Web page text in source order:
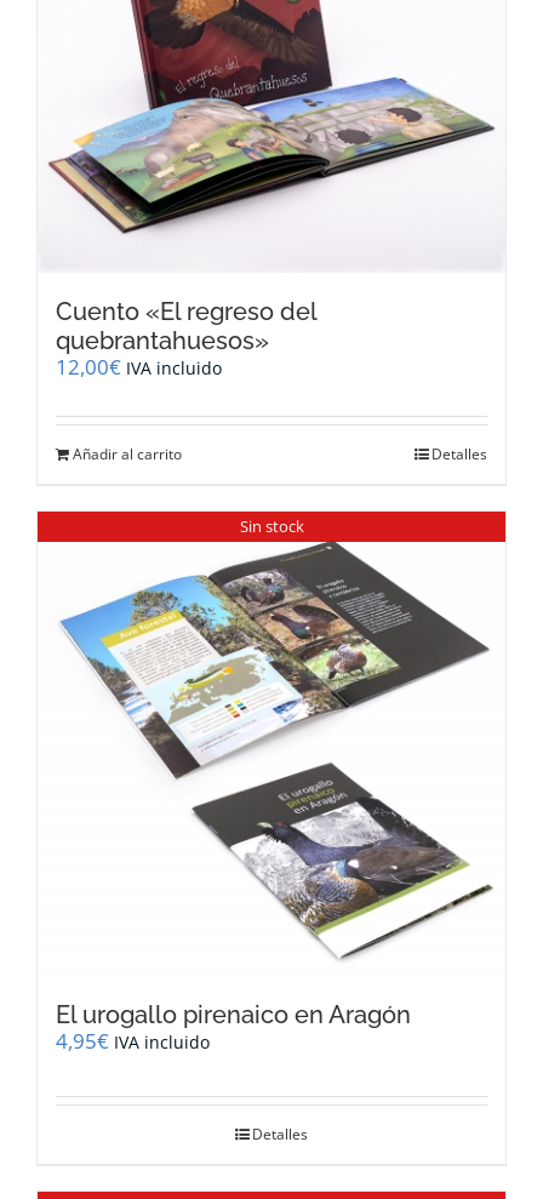
Cuento «El regreso del
quebrantahuesos»
12,00€ IVA incluido
Añadir al carrito Detalles
Sin stock
El urogallo pirenaico en Aragón
4,95€ IVA incluido
Detalles